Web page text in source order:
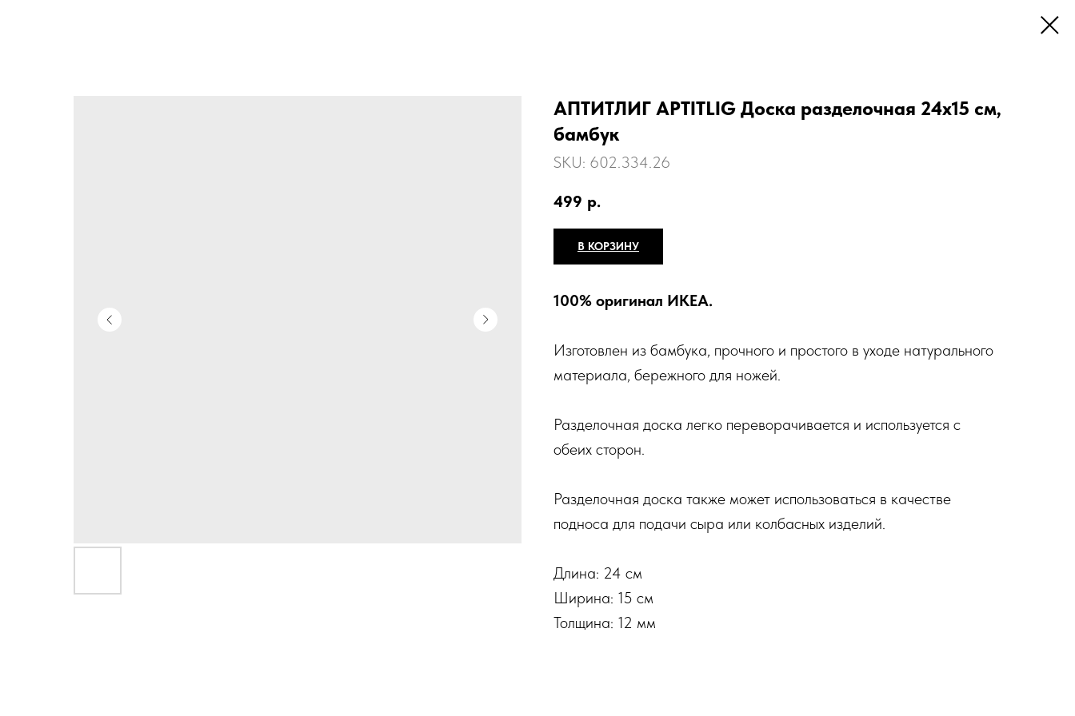
АПТИТЛИГ APTITLIG Доска разделочная 24х15 см,
бамбук
SKU: 602.334.26
499 р.
В КОРЗИНУ
100% оригинал ИКЕА.
Изготовлен из бамбука, прочного и простого в уходе натурального
материала, бережного для ножей.
Разделочная доска легко переворачивается и используется с
обеих сторон.
Разделочная доска также может использоваться в качестве
подноса для подачи сыра или колбасных изделий.
Длина: 24 см
Ширина: 15 см
Толщина: 12 мм